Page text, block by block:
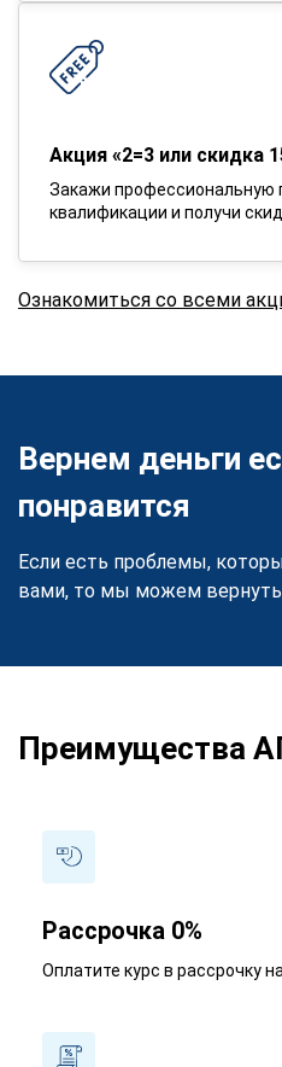
Акция «2=3 или скидка
Закажи профессиональную
квалификации и получи
Ознакомиться со всеми
Вернем деньги
понравится
Если есть проблемы,
вами, то мы можем вернуть
Преимущества
Рассрочка 0%
Оплатите курс в рассрочку